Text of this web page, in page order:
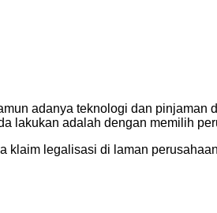
adanya teknologi dan pinjaman
lakukan adalah dengan memilih
legalisasi di laman